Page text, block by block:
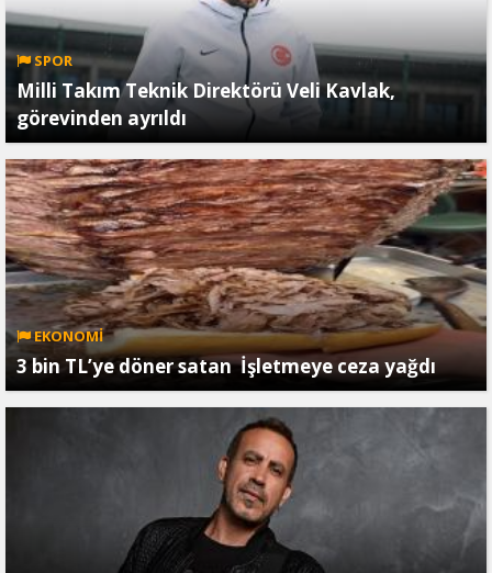
SPOR
Milli Takım Teknik Direktörü Veli Kavlak,
görevinden ayrıldı
EKONOMİ
3 bin TL’ye döner satan İşletmeye ceza yağdı